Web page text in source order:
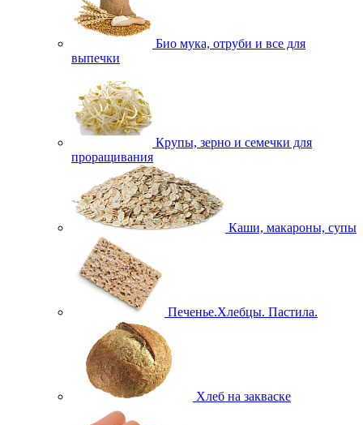
Био мука, отруби и все для
выпечки
Крупы, зерно и семечки для
проращивания
Каши, макароны, супы
Печенье.Хлебцы. Пастила.
Хлеб на закваске